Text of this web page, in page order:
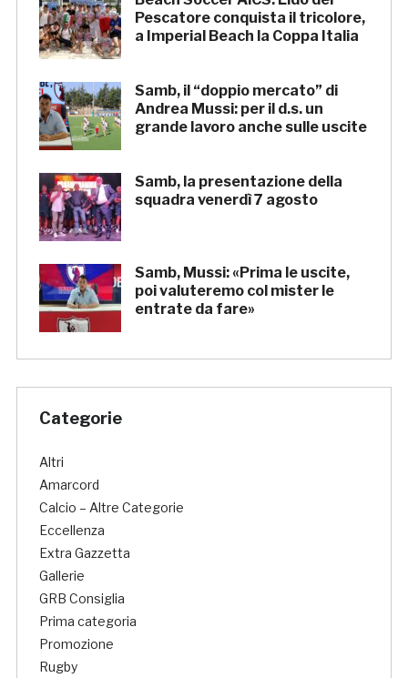
Pescatore conquista il tricolore,
a Imperial Beach la Coppa Italia
Samb, il “doppio mercato” di
Andrea Mussi: per il d.s. un
grande lavoro anche sulle uscite
Samb, la presentazione della
squadra venerdì 7 agosto
Samb, Mussi: «Prima le uscite,
poi valuteremo col mister le
entrate da fare»
Categorie
Altri
Amarcord
Calcio – Altre Categorie
Eccellenza
Extra Gazzetta
Gallerie
GRB Consiglia
Prima categoria
Promozione
Rugby